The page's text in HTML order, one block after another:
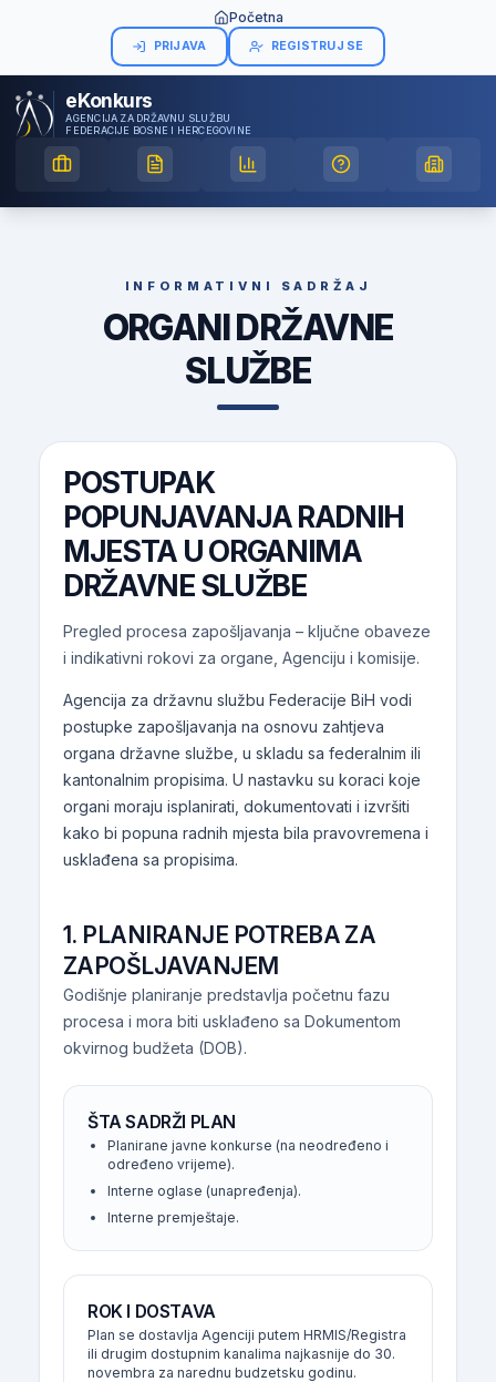
Početna
PRIJAVA REGISTRUJ SE
eKonkurs
AGENCIJA ZA DRŽAVNU SLUŽBU
FEDERACIJE BOSNE I HERCEGOVINE
INFORMATIVNI SADRŽAJ
ORGANI DRŽAVNE
SLUŽBE
POSTUPAK
POPUNJAVANJA RADNIH
MJESTA U ORGANIMA
DRŽAVNE SLUŽBE
Pregled procesa zapošljavanja – ključne obaveze
i indikativni rokovi za organe, Agenciju i komisije.
Agencija za državnu službu Federacije BiH vodi
postupke zapošljavanja na osnovu zahtjeva
organa državne službe, u skladu sa federalnim ili
kantonalnim propisima. U nastavku su koraci koje
organi moraju isplanirati, dokumentovati i izvršiti
kako bi popuna radnih mjesta bila pravovremena i
usklađena sa propisima.
1. PLANIRANJE POTREBA ZA
ZAPOŠLJAVANJEM
Godišnje planiranje predstavlja početnu fazu
procesa i mora biti usklađeno sa Dokumentom
okvirnog budžeta (DOB).
ŠTA SADRŽI PLAN
Planirane javne konkurse (na neodređeno i
određeno vrijeme).
Interne oglase (unapređenja).
Interne premještaje.
ROK I DOSTAVA
Plan se dostavlja Agenciji putem HRMIS/Registra
ili drugim dostupnim kanalima najkasnije do 30.
novembra za narednu budzetsku godinu.